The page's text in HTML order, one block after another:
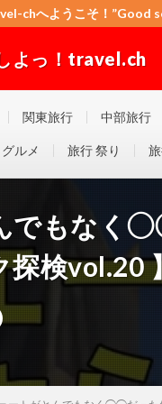
chへようこそ！”Good
よっ！travel.ch
関東旅行 中部旅行
ルメ 旅行 祭り
でもなく
探検vol.20